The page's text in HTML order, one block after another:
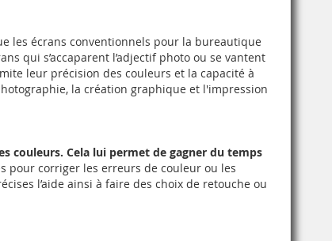
les écrans conventionnels pour la bureautique
qui s’accaparent l’adjectif photo ou se vantent
leur précision des couleurs et la capacité à
la création graphique et l'impression
couleurs. Cela lui permet de gagner du temps
pour corriger les erreurs de couleur ou les
l’aide ainsi à faire des choix de retouche ou